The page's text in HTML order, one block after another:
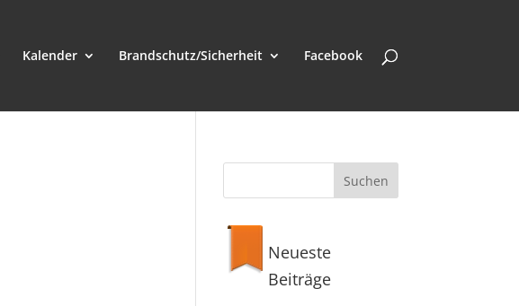
Kalender Brandschutz/Sicherheit Facebook
Neueste
Beiträge